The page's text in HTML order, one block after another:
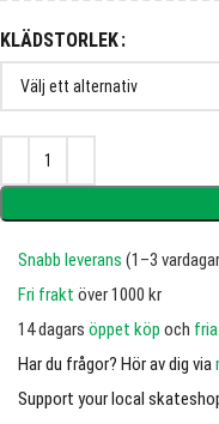
KLÄDSTORLEK
Snabb leverans (1–3
Fri frakt över 1000 kr
14 dagars öppet köp och
Har du frågor? Hör av dig via
Support your local